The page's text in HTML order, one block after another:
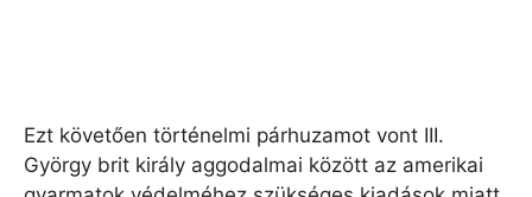
Ezt követően történelmi párhuzamot vont III.
György brit király aggodalmai között az amerikai